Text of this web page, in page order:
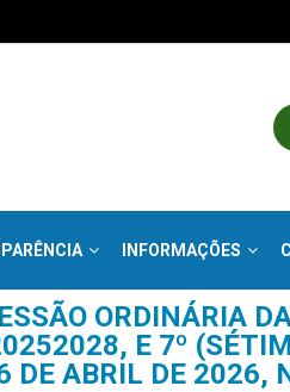
INFORMAÇÕES
ORDINÁRIA
E 7º
ABRIL DE 2026,